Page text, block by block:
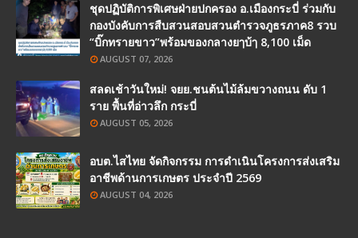
ชุดปฏิบัติการพิเศษฝ่ายปกครอง อ.เมืองกระบี่ ร่วมกับ
กองบังคับการสืบสวนสอบสวนตำรวจภูธรภาค8 รวบ
“บิ๊กทรายขาว”พร้อมของกลางยๅบ้ๅ 8,100 เม็ด
AUGUST 07, 2026
สลดเช้าวันใหม่! จยย.ชนต้นไม้ล้มขวางถนน ดับ 1
ราย พื้นที่อ่าวลึก กระบี่
AUGUST 05, 2026
อบต.ไสไทย จัดกิจกรรม การดำเนินโครงการส่งเสริม
อาชีพด้านการเกษตร ประจำปี 2569
AUGUST 04, 2026